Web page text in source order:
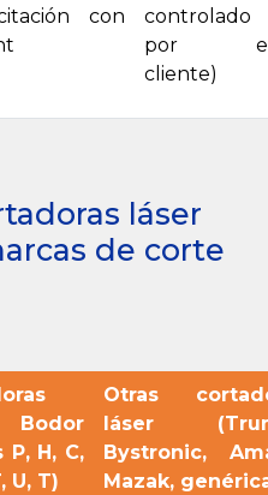
con
controlado
por
cliente)
láser
de corte
P, H, C,
U, T)
Otras
láser
Bystronic,
Mazak,